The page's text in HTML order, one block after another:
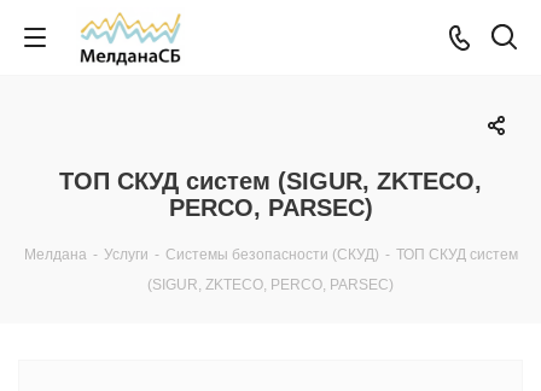
ТОП СКУД систем (SIGUR, ZKTECO,
PERCO, PARSEC)
Мелдана - Услуги - Системы безопасности (СКУД) - ТОП СКУД систем
(SIGUR, ZKTECO, PERCO, PARSEC)